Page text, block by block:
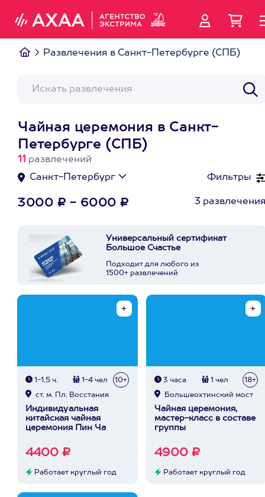
Развлечения в Санкт-Петербурге (СПБ)
Чайная церемония в Санкт-
Петербурге (СПБ)
11 развлечений
Фильтры
Санкт-Петербург
3000 ₽ - 6000 ₽ 3
Универсальный сертификат
Большое Счастье
Подходит для любого из
1500+ развлечений
1-1,5 ч. 1-4 чел 10+
ст. м. Пл. Восстания
Индивидуальная
китайская чайная
церемония Пин Ча
4400 ₽
Работает круглый год
3 часа 1 чел 18+
Большеохтинский мост
Чайная церемония,
мастер-класс в составе
группы
4900 ₽
Работает круглый год